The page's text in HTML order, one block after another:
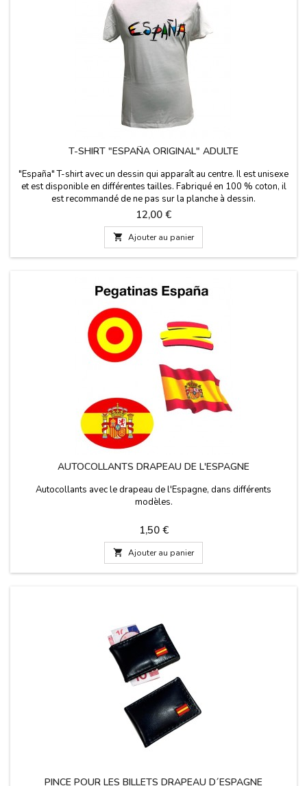
T-SHIRT "ESPAÑA ORIGINAL" ADULTE
"España" T-shirt avec un dessin qui apparaît au centre. Il est unisexe
et est disponible en différentes tailles. Fabriqué en 100 % coton, il
est recommandé de ne pas sur la planche à dessin.
Prix
12,00 €
 Ajouter au panier
AUTOCOLLANTS DRAPEAU DE L'ESPAGNE
Autocollants avec le drapeau de l'Espagne, dans différents
modèles.
Prix
1,50 €
 Ajouter au panier
PINCE POUR LES BILLETS DRAPEAU D´ESPAGNE